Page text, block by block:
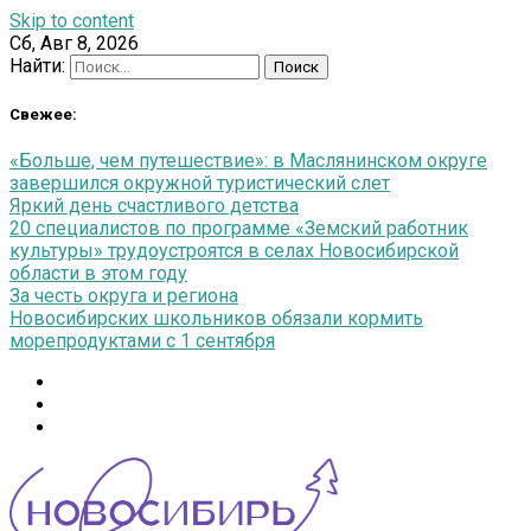
Skip to content
Сб, Авг 8, 2026
Найти:
Свежее:
«Больше, чем путешествие»: в Маслянинском округе
завершился окружной туристический слет
Яркий день счастливого детства
20 специалистов по программе «Земский работник
культуры» трудоустроятся в селах Новосибирской
области в этом году
За честь округа и региона
Новосибирских школьников обязали кормить
морепродуктами с 1 сентября